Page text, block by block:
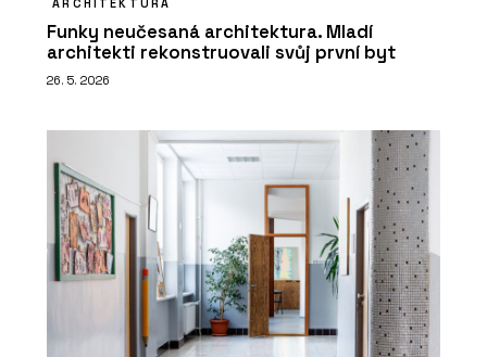
Funky neučesaná architektura. Mladí
architekti rekonstruovali svůj první byt
26. 5. 2026